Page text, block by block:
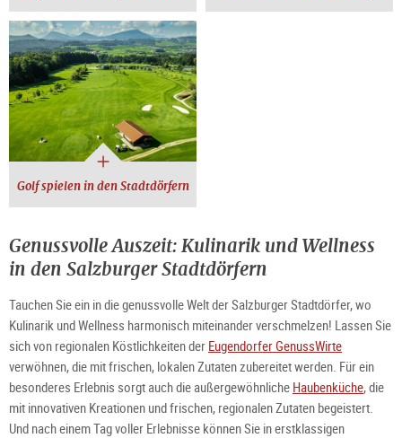
Golf spielen in den Stadtdörfern
Genussvolle Auszeit: Kulinarik und Wellness
in den Salzburger Stadtdörfern
Tauchen Sie ein in die genussvolle Welt der Salzburger Stadtdörfer, wo
Kulinarik und Wellness harmonisch miteinander verschmelzen! Lassen Sie
sich von regionalen Köstlichkeiten der Eugendorfer GenussWirte
verwöhnen, die mit frischen, lokalen Zutaten zubereitet werden. Für ein
besonderes Erlebnis sorgt auch die außergewöhnliche Haubenküche, die
mit innovativen Kreationen und frischen, regionalen Zutaten begeistert.
Und nach einem Tag voller Erlebnisse können Sie in erstklassigen